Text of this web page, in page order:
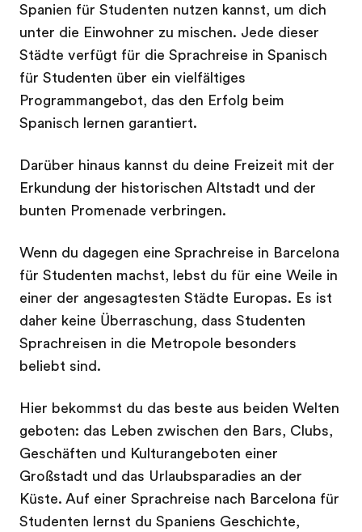
Spanien für Studenten nutzen kannst, um dich
unter die Einwohner zu mischen. Jede dieser
Städte verfügt für die Sprachreise in Spanisch
für Studenten über ein vielfältiges
Programmangebot, das den Erfolg beim
Spanisch lernen garantiert.
Darüber hinaus kannst du deine Freizeit mit der
Erkundung der historischen Altstadt und der
bunten Promenade verbringen.
Wenn du dagegen eine Sprachreise in Barcelona
für Studenten machst, lebst du für eine Weile in
einer der angesagtesten Städte Europas. Es ist
daher keine Überraschung, dass Studenten
Sprachreisen in die Metropole besonders
beliebt sind.
Hier bekommst du das beste aus beiden Welten
geboten: das Leben zwischen den Bars, Clubs,
Geschäften und Kulturangeboten einer
Großstadt und das Urlaubsparadies an der
Küste. Auf einer Sprachreise nach Barcelona für
Studenten lernst du Spaniens Geschichte,